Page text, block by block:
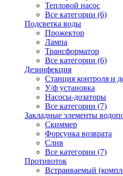
Тепловой насос
Все категории (6)
Подсветка воды
Прожектор
Лампа
Трансформатор
Все категории (6)
Дезинфекция
Станция контроля и
У/ф установка
Насосы-дозаторы
Все категории (7)
Закладные элементы
Скиммер
Форсунка возврата
Слив
Все категории (7)
Противоток
Встраиваемый